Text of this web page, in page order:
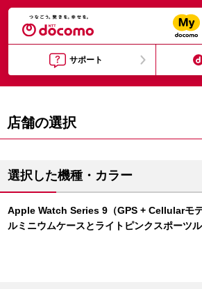
サポート
店舗の選択
選択した機種・カラー
Apple Watch Series 9（GPS + Cellularモ
ルミニウムケースとライトピンクスポーツ